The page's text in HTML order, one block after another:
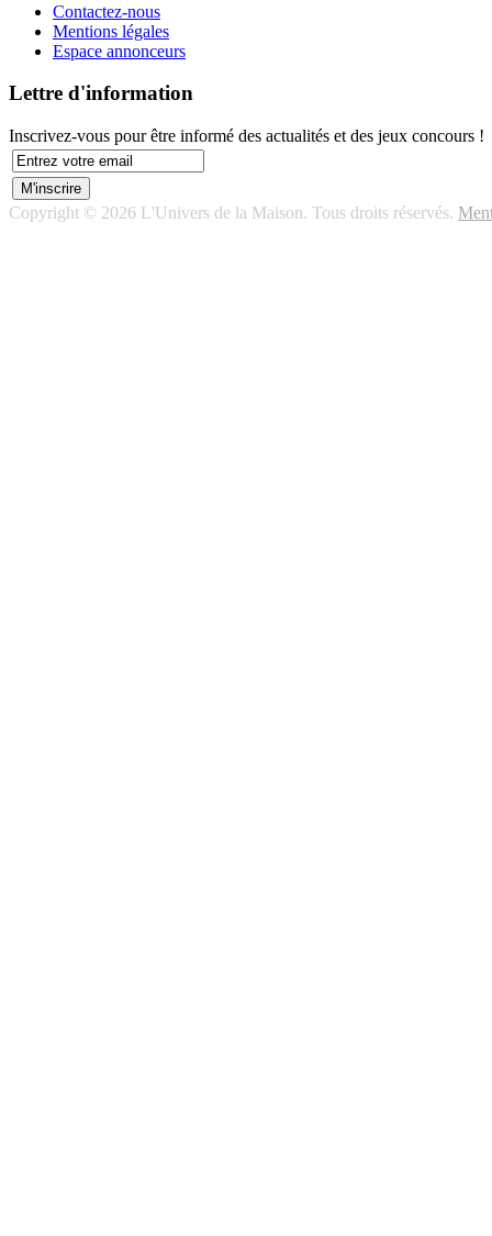
Contactez-nous
Mentions légales
Espace annonceurs
Lettre d'information
Inscrivez-vous pour être informé des actualités et des jeux concours !
Copyright © 2026 L'Univers de la Maison. Tous droits réservés.